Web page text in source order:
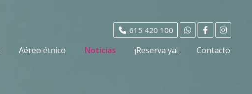
615 420 100
Aéreo étnico Noticias ¡Reserva ya! Contacto